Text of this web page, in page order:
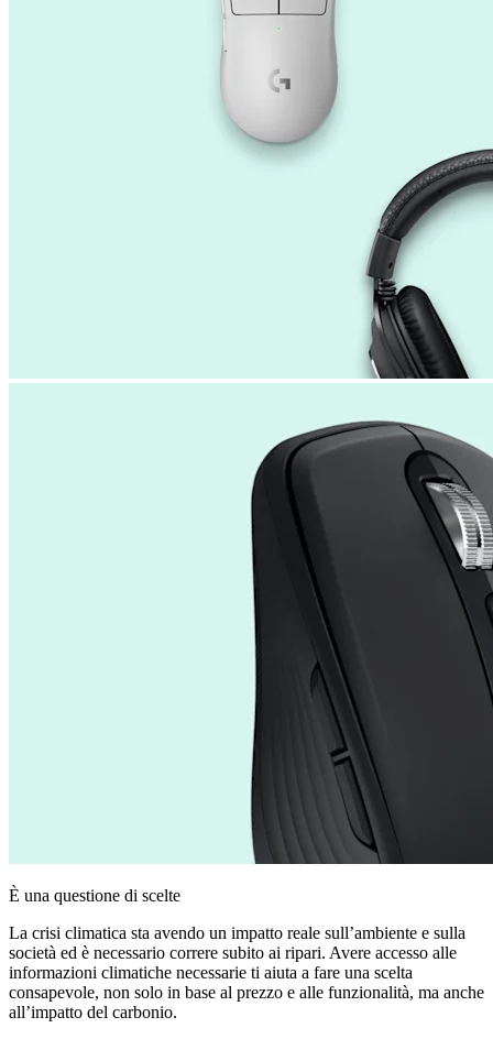
È una questione di scelte
La crisi climatica sta avendo un impatto reale sull’ambiente e sulla
società ed è necessario correre subito ai ripari. Avere accesso alle
informazioni climatiche necessarie ti aiuta a fare una scelta
consapevole, non solo in base al prezzo e alle funzionalità, ma anche
all’impatto del carbonio.